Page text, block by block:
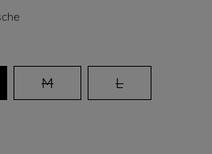
M L